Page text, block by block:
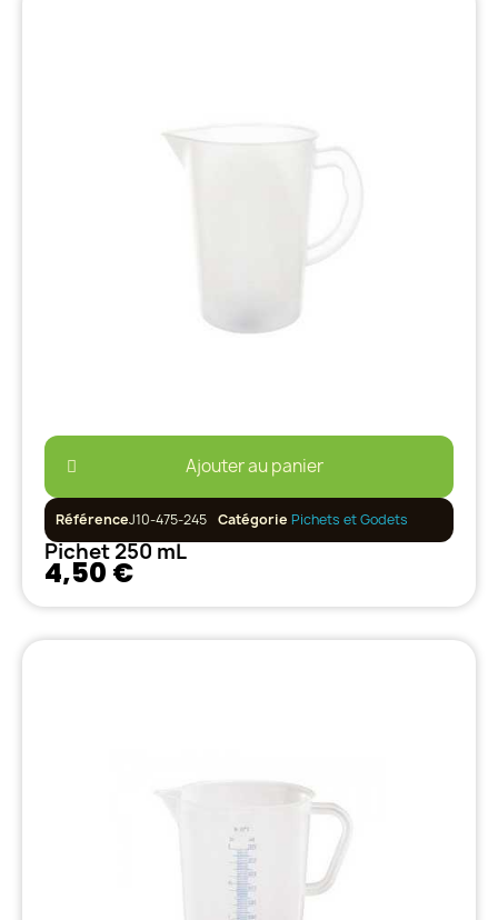
Ajouter au panier
RéférenceJ10-475-245 Catégorie Pichets et Godets
Pichet 250 mL
4,50 €